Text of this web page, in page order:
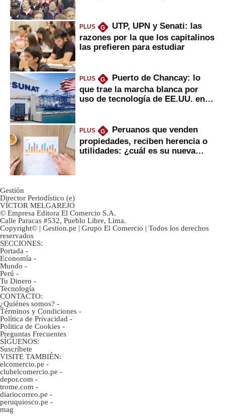
PLUS G
UTP, UPN y Senati: las
razones por la que los capitalinos
las prefieren para estudiar
PLUS G
Puerto de Chancay: lo
que trae la marcha blanca por
uso de tecnología de EE.UU. en
PLUS G
Peruanos que venden
propiedades, reciben herencia o
utilidades: ¿cuál es su nueva
Gestión
Director Periodístico (e)
VÍCTOR MELGAREJO
© Empresa Editora El Comercio S.A.
Calle Paracas #532, Pueblo Libre, Lima.
Copyright© | Gestion.pe | Grupo El Comercio | Todos los derechos
reservados
SECCIONES:
Portada -
Economía -
Mundo -
Perú -
Tu Dinero -
Tecnología
CONTACTO:
¿Quiénes somos? -
Términos y Condiciones -
Política de Privacidad -
Politica de Cookies -
Preguntas Frecuentes
SÍGUENOS:
Suscríbete
VISITE TAMBIÉN:
elcomercio.pe -
clubelcomercio.pe -
depor.com -
trome.com -
diariocorreo.pe -
peruquiosco.pe -
mag